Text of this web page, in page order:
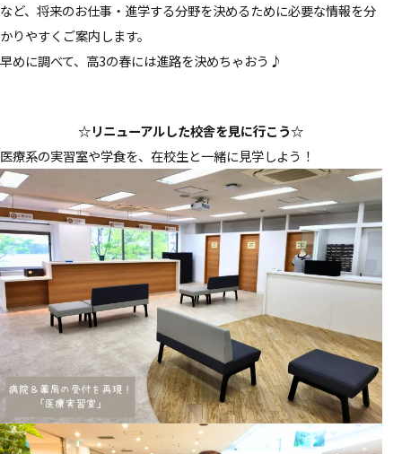
など、将来のお仕事・進学する分野を決めるために必要な情報を分
かりやすくご案内します。
早めに調べて、高3の春には進路を決めちゃおう♪
☆リニューアルした校舎を見に行こう☆
医療系の実習室や学食を、在校生と一緒に見学しよう！